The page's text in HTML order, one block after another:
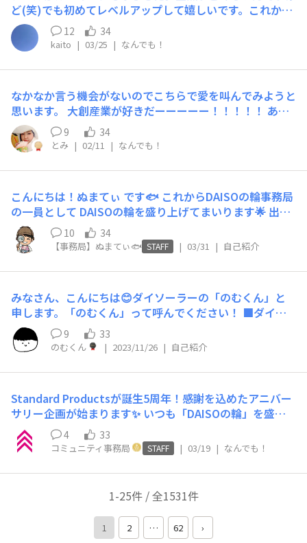
ど(笑)でも初めてレベルアップして嬉しいです。これから
もよろしくお願いします。
12 34
kaito | 03/25 | なんでも！
なかなか言う機会がないのでこちらで愛を叫んでみようと
思います。 大創産業が好きだーーーーー！！！！！ あ、
よかったら皆さんも是非ご一緒に。笑笑
9 34
とみ | 02/11 | なんでも！
こんにちは！ぬまてぃ です🐟 これからDAISOの輪事務局
の一員として DAISOの輪を盛り上げてまいります🌟 出身
地：秋田👹 趣味：歩くこと アニメ鑑賞 ダイソー巡り
好きなこと：到来するシーズンに先立ち店頭の陳列を考え
る 新店のStandard Productsの匂いがとても好きです
（笑） 引っ越しで東京に来てまだ1ヶ月ですが、 店舗パ
れからよろしくお願いします😊
10 34
【事務局】ぬまてぃ🐟 STAFF | 03/31 | 自己紹介
みなさん、こんにちは😊ダイソーラーの「のむくん」と
申します。「のむくん」って呼んでください！ ■ダイソ
ーが50周年の際に「ダイソーれたことやる課」に参加し
商品開発の経験をさせていただきました。その後、コミュ
ニティの初期ユーザーとしてお声掛けいただき今にいたり
ます。 ▶ここをクリックして詳細を表示◀ ダイソーは僕
ます🙂 〜よくある質問〜 ダイソーとの出会いは？ 幼い
頃、地元広島県の伝統芸能である「神楽」に夢中でした。
4歳の頃、地元のダイソーで神楽で使われている小道具の
類似品を販売しているのを見つけ、運命的な出会いを果た
手から飛び出す蜘蛛の糸を模した道具です。幼いながらも
「こんなものまであるんだ」と感銘を受け、4歳の頃から
具や電気小物など多種多様なアイテムに心を奪われまし
9 33
のむくん | 2023/11/26 | 自己紹介
Standard Productsが誕生5周年！感謝を込めたアニバー
サリー企画が始まります✨ いつも「DAISOの輪」を盛り
上げていただきありがとうございます！ Standard Produ
ctsが誕生5周年を迎え、3月26日から感謝を込めた特別な
イベントやキャンペーンを続々と展開していく予定です！
そして！「DAISOの輪」では、さらに特別な体験をご用意
しました。 人気商品が生まれる「ものづくりの現場（工
房）」を訪ねるツアーを企画中です！職人さんのこだわり
や、環境を肌で感じられる貴重な機会になりますので、ぜ
ひ楽しみにお待ちくださいね♪ 🔻イベントやキャンペー
4 33
コミュニティ事務局 STAFF | 03/19 | なんでも！
1-25件 / 全1531件
1 2 … 62 ›